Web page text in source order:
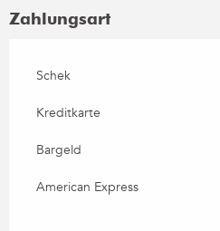
Zahlungsart
Schek
Kreditkarte
Bargeld
American Express